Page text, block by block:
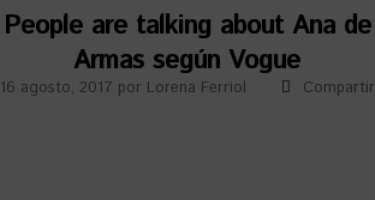
People are talking about Ana de
Armas según Vogue
16 agosto, 2017 por Lorena Ferriol Compartir